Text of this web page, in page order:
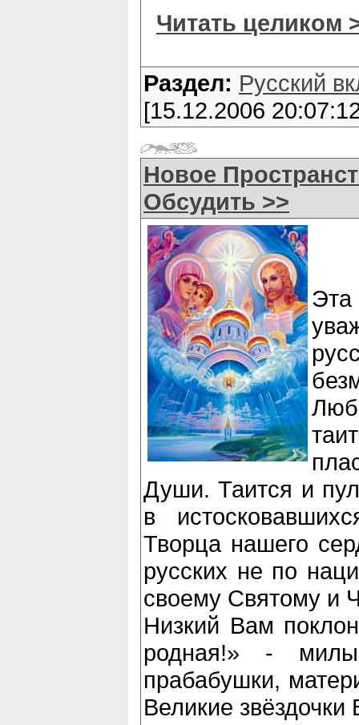
Читать целиком
Раздел: Русский
[15.12.2006
Новое
Обсудить >>
Эта
Души. Таится и
в
Творца нашего
русских не по
своему Святому и
Низкий Вам
родная!» -
прабабушки,
Великие